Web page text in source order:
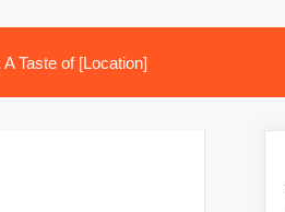
Taste of [Location]